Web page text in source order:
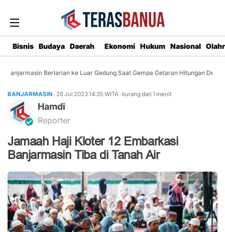
Bisnis Budaya Daerah Ekonomi Hukum Nasional
Banjarmasin Berlarian ke Luar Gedung Saat Gempa Getaran Hitungan Detik
BANJARMASIN · 26 Jul 202314:35 WITA · kurang dari 1 menit
Hamdi
Reporter
Jamaah Haji Kloter 12 Embarkasi
Banjarmasin Tiba di Tanah Air